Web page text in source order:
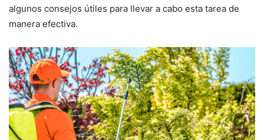
algunos consejos útiles para llevar a cabo esta tarea de
manera efectiva.